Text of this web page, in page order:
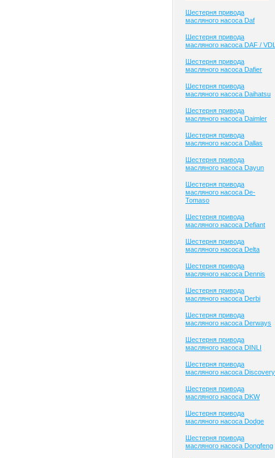
Шестерня привода
масляного насоса Daf
Шестерня привода
масляного насоса DAF /
Шестерня привода
масляного насоса Dafier
Шестерня привода
масляного насоса Daihatsu
Шестерня привода
масляного насоса Daimler
Шестерня привода
масляного насоса Dallas
Шестерня привода
масляного насоса Dayun
Шестерня привода
масляного насоса De-
Tomaso
Шестерня привода
масляного насоса Defiant
Шестерня привода
масляного насоса Delta
Шестерня привода
масляного насоса Dennis
Шестерня привода
масляного насоса Derbi
Шестерня привода
масляного насоса Derways
Шестерня привода
масляного насоса DINLI
Шестерня привода
масляного насоса Discovery
Шестерня привода
масляного насоса DKW
Шестерня привода
масляного насоса Dodge
Шестерня привода
масляного насоса Dongfeng